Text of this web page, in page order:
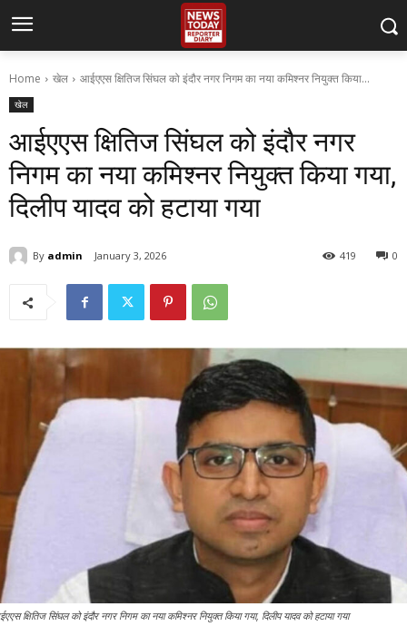
Home खेल आईएएस क्षितिज सिंघल को इंदौर नगर निगम का नया कमिश्नर नियुक्त किया...
खेल
आईएएस क्षितिज सिंघल को इंदौर नगर
निगम का नया कमिश्नर नियुक्त किया गया,
दिलीप यादव को हटाया गया
By admin January 3, 2026 0
419
क्षितिज सिंघल को इंदौर नगर निगम का नया कमिश्नर नियुक्त किया गया, दिलीप यादव को हटाया गया